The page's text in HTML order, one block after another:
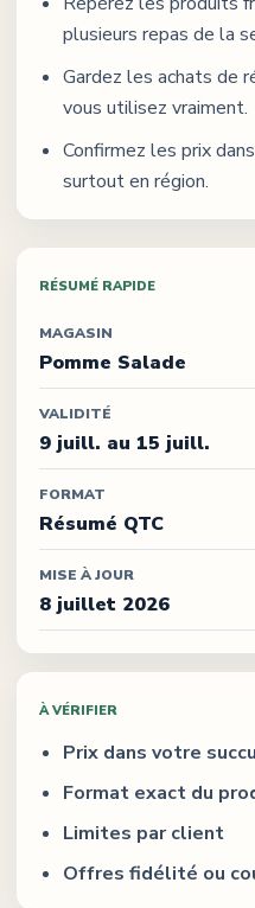
plusieurs repas de la
Gardez les achats de
vous utilisez vraiment.
Confirmez les prix
surtout en région.
RÉSUMÉ RAPIDE
MAGASIN
Pomme Salade
VALIDITÉ
9 juill. au 15 juill.
FORMAT
Résumé QTC
MISE À JOUR
8 juillet 2026
À VÉRIFIER
Prix dans votre
Format exact du
Limites par client
Offres fidélité ou